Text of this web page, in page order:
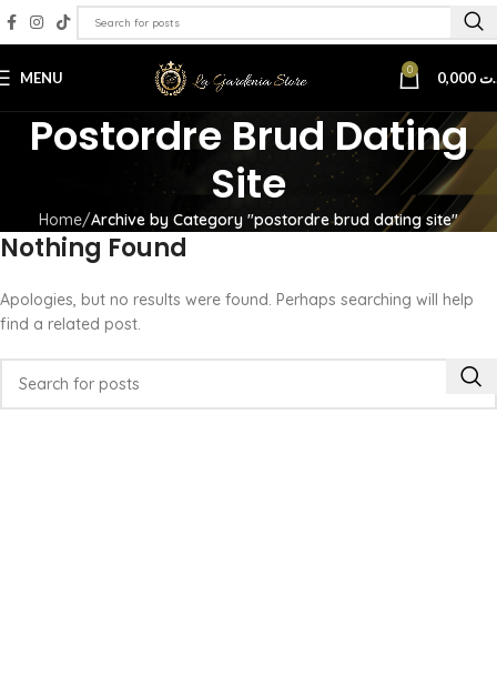
MENU 0
Postordre Brud Dating
Site
Home Archive by Category "postordre brud dating site"
Nothing Found
Apologies, but no results were found. Perhaps searching will help
find a related post.